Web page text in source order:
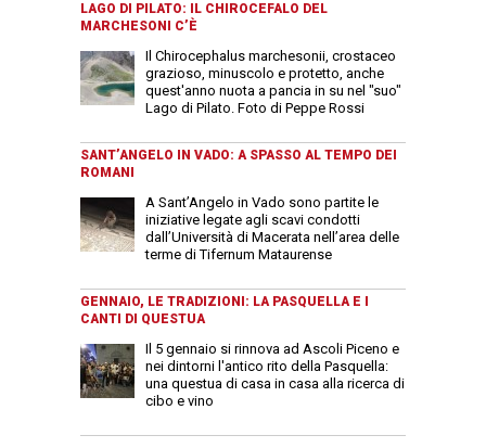
LAGO DI PILATO: IL CHIROCEFALO DEL
MARCHESONI C’È
Il Chirocephalus marchesonii, crostaceo
grazioso, minuscolo e protetto, anche
quest'anno nuota a pancia in su nel "suo"
Lago di Pilato. Foto di Peppe Rossi
SANT’ANGELO IN VADO: A SPASSO AL TEMPO DEI
ROMANI
A Sant’Angelo in Vado sono partite le
iniziative legate agli scavi condotti
dall’Università di Macerata nell’area delle
terme di Tifernum Mataurense
GENNAIO, LE TRADIZIONI: LA PASQUELLA E I
CANTI DI QUESTUA
Il 5 gennaio si rinnova ad Ascoli Piceno e
nei dintorni l'antico rito della Pasquella:
una questua di casa in casa alla ricerca di
cibo e vino